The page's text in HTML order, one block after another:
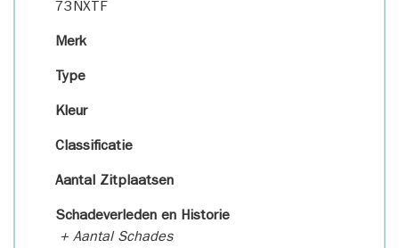
73NXTF
Merk
Type
Kleur
Classificatie
Aantal Zitplaatsen
Schadeverleden en Historie
+ Aantal Schades